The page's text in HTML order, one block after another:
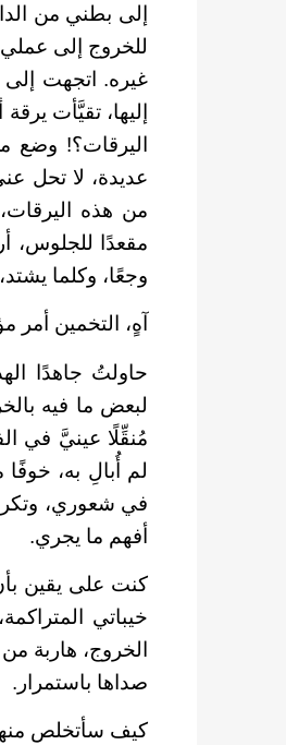
إلى بطني من
للخروج إلى
غيره. اتجهت إلى
إليها، تقيَّأت
اليرقات؟! وضع
عديدة، لا تحل
من هذه
مقعدًا للجلوس،
وجعًا، وكلما
آهٍ، التخمين أمر
حاولتُ جاهدًا
لبعض ما فيه
مُنقِّلًا عينيَّ في
لم أُبالِ به،
في شعوري،
أفهم ما يجري.
كنت على يقين
خيباتي
الخروج، هاربة
صداها باستمرار.
كيف سأتخلص